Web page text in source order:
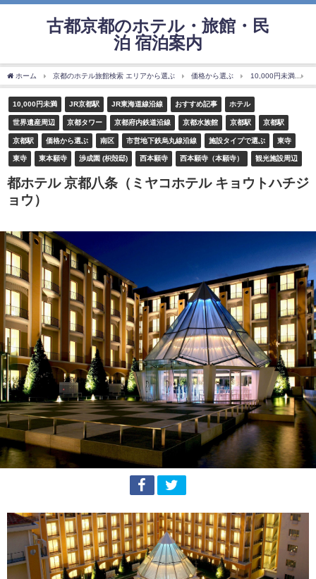
古都京都のホテル・旅館・民
泊 宿泊案内
ホーム 京都のホテル旅館検索 エリアから選ぶ 価格から選ぶ 10,000円未満
10,000円未満 JR京都駅 JR東海道線沿線 おすすめ記事 ホテル
世界遺産周辺 京都タワー 京都府内鉄道沿線 京都水族館 京都駅 京都駅
京都駅 価格から選ぶ 南区 市営地下鉄烏丸線沿線 施設タイプで選ぶ 東寺
東寺 東本願寺 渉成園 (枳殻邸) 西本願寺 西本願寺（本願寺） 観光施設周辺
都ホテル 京都八条（ミヤコホテル キョウトハチジ
ョウ）